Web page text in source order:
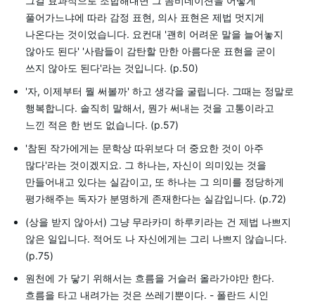
풀어가느냐에 따라 감정 표현, 의사 표현은 제법 멋지게
나온다는 것이었습니다. 요컨대 '괜히 어려운 말을 늘어놓지
않아도 된다' '사람들이 감탄할 만한 아름다운 표현을 굳이
쓰지 않아도 된다'라는 것입니다. (p.50)
'자, 이제부터 뭘 써볼까' 하고 생각을 굴립니다. 그때는 정말로
행복합니다. 솔직히 말해서, 뭔가 써내는 것을 고통이라고
느낀 적은 한 번도 없습니다. (p.57)
'참된 작가에게는 문학상 따위보다 더 중요한 것이 아주
많다'라는 것이겠지요. 그 하나는, 자신이 의미있는 것을
만들어내고 있다는 실감이고, 또 하나는 그 의미를 정당하게
평가해주는 독자가 분명하게 존재한다는 실감입니다. (p.72)
(상을 받지 않아서) 그냥 무라카미 하루키라는 건 제법 나쁘지
않은 일입니다. 적어도 나 자신에게는 그리 나쁘지 않습니다.
(p.75)
원천에 가 닿기 위해서는 흐름을 거슬러 올라가야만 한다.
흐름을 타고 내려가는 것은 쓰레기뿐이다. - 폴란드 시인